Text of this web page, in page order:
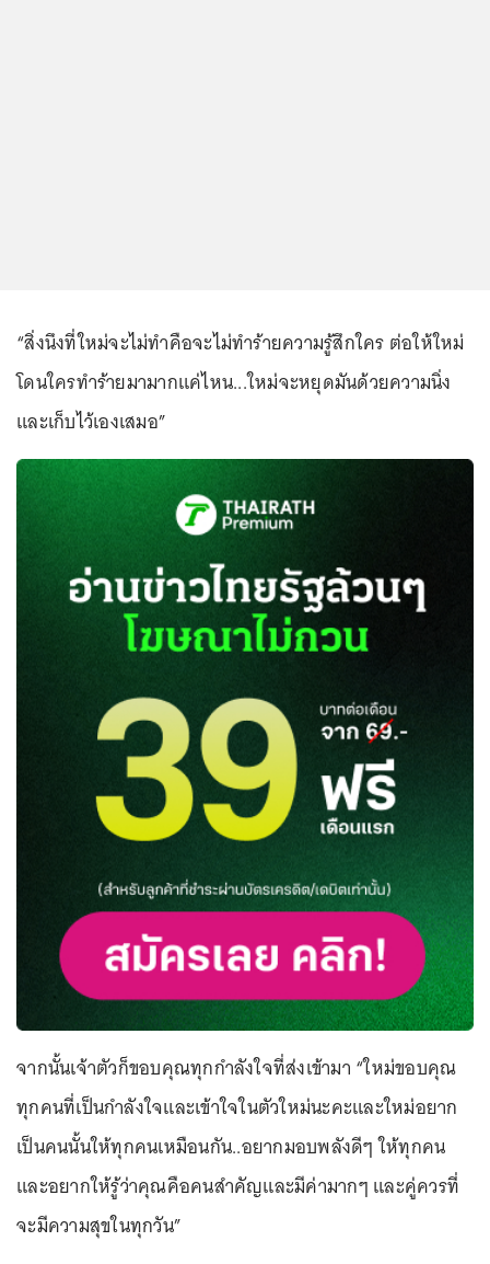
“สิ่งนึงที่ใหม่จะไม่ทำคือจะไม่ทำร้ายความรู้สึกใคร ต่อให้ใหม่
โดนใครทำร้ายมามากแค่ไหน...ใหม่จะหยุดมันด้วยความนิ่ง
และเก็บไว้เองเสมอ”
จากนั้นเจ้าตัวก็ขอบคุณทุกกำลังใจที่ส่งเข้ามา “ใหม่ขอบคุณ
ทุกคนที่เป็นกำลังใจและเข้าใจในตัวใหม่นะคะและใหม่อยาก
เป็นคนนั้นให้ทุกคนเหมือนกัน..อยากมอบพลังดีๆ ให้ทุกคน
และอยากให้รู้ว่าคุณคือคนสำคัญและมีค่ามากๆ และคู่ควรที่
จะมีความสุขในทุกวัน”